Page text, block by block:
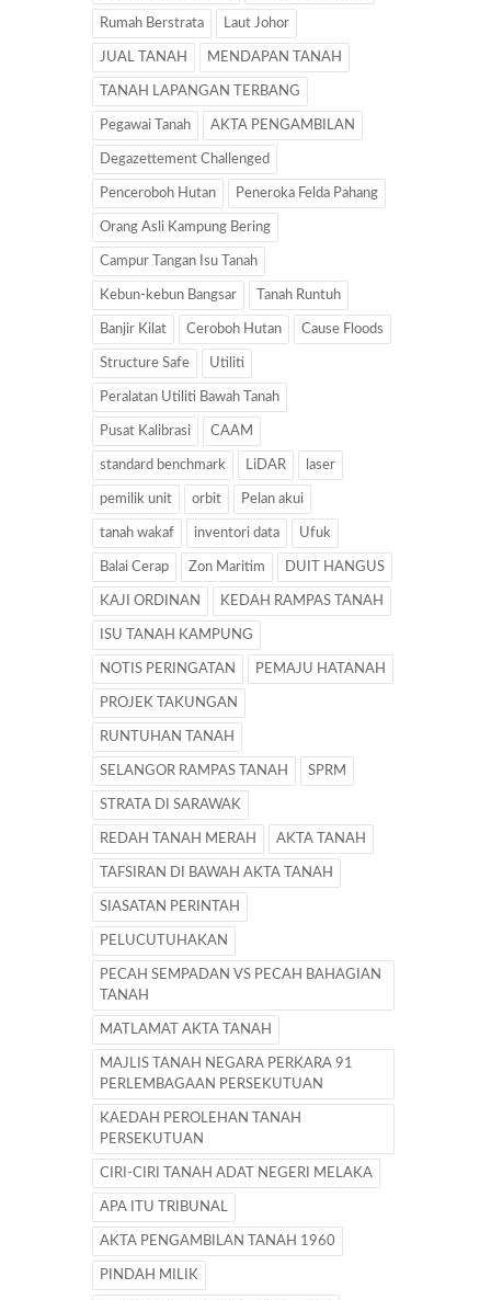
Rumah Berstrata Laut Johor
JUAL TANAH MENDAPAN TANAH
TANAH LAPANGAN TERBANG
Pegawai Tanah AKTA PENGAMBILAN
Degazettement Challenged
Penceroboh Hutan Peneroka Felda Pahang
Orang Asli Kampung Bering
Campur Tangan Isu Tanah
Kebun-kebun Bangsar Tanah Runtuh
Banjir Kilat Ceroboh Hutan Cause Floods
Structure Safe Utiliti
Peralatan Utiliti Bawah Tanah
Pusat Kalibrasi CAAM
standard benchmark LiDAR laser
pemilik unit orbit Pelan akui
tanah wakaf inventori data Ufuk
Balai Cerap Zon Maritim DUIT HANGUS
KAJI ORDINAN KEDAH RAMPAS TANAH
ISU TANAH KAMPUNG
NOTIS PERINGATAN PEMAJU HATANAH
PROJEK TAKUNGAN
RUNTUHAN TANAH
SELANGOR RAMPAS TANAH SPRM
STRATA DI SARAWAK
REDAH TANAH MERAH AKTA TANAH
TAFSIRAN DI BAWAH AKTA TANAH
SIASATAN PERINTAH
PELUCUTUHAKAN
PECAH SEMPADAN VS PECAH BAHAGIAN
TANAH
MATLAMAT AKTA TANAH
MAJLIS TANAH NEGARA PERKARA 91
PERLEMBAGAAN PERSEKUTUAN
KAEDAH PEROLEHAN TANAH
PERSEKUTUAN
CIRI-CIRI TANAH ADAT NEGERI MELAKA
APA ITU TRIBUNAL
AKTA PENGAMBILAN TANAH 1960
PINDAH MILIK